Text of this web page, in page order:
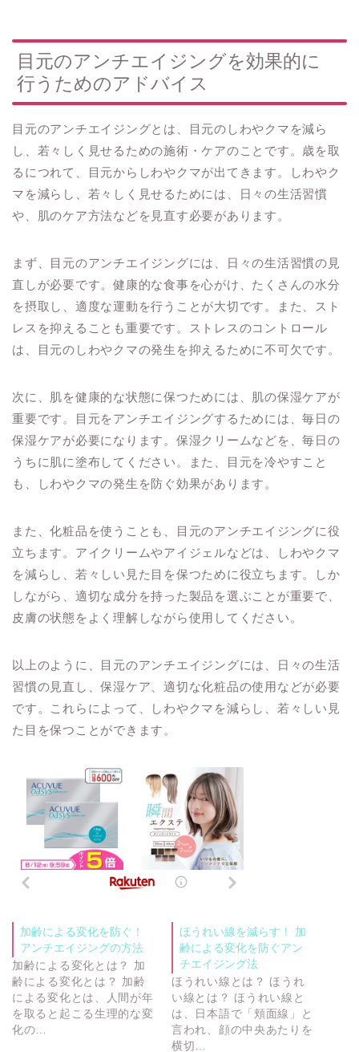
目元のアンチエイジングを効果的に
行うためのアドバイス
目元のアンチエイジングとは、目元のしわやクマを減ら
し、若々しく見せるための施術・ケアのことです。歳を取
るにつれて、目元からしわやクマが出てきます。しわやク
マを減らし、若々しく見せるためには、日々の生活習慣
や、肌のケア方法などを見直す必要があります。
まず、目元のアンチエイジングには、日々の生活習慣の見
直しが必要です。健康的な食事を心がけ、たくさんの水分
を摂取し、適度な運動を行うことが大切です。また、スト
レスを抑えることも重要です。ストレスのコントロール
は、目元のしわやクマの発生を抑えるために不可欠です。
次に、肌を健康的な状態に保つためには、肌の保湿ケアが
重要です。目元をアンチエイジングするためには、毎日の
保湿ケアが必要になります。保湿クリームなどを、毎日の
うちに肌に塗布してください。また、目元を冷やすこと
も、しわやクマの発生を防ぐ効果があります。
また、化粧品を使うことも、目元のアンチエイジングに役
立ちます。アイクリームやアイジェルなどは、しわやクマ
を減らし、若々しい見た目を保つために役立ちます。しか
しながら、適切な成分を持った製品を選ぶことが重要で、
皮膚の状態をよく理解しながら使用してください。
以上のように、目元のアンチエイジングには、日々の生活
習慣の見直し、保湿ケア、適切な化粧品の使用などが必要
です。これらによって、しわやクマを減らし、若々しい見
た目を保つことができます。
加齢による変化を防ぐ！
アンチエイジングの方法
加齢による変化とは？ 加
齢による変化とは？ 加齢
による変化とは、人間が年
を取ると起こる生理的な変
化の…
ほうれい線を減らす！ 加
齢による変化を防ぐアン
チエイジング法
ほうれい線とは？ ほうれ
い線とは？ ほうれい線と
は、日本語で「頬面線」と
言われ、顔の中央あたりを
横切…